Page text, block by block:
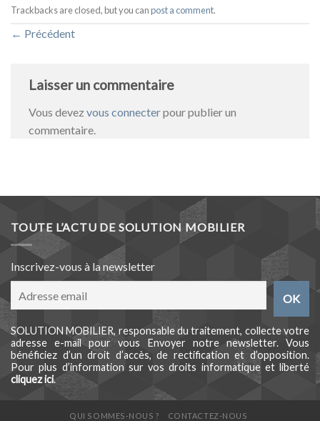
Trackbacks are closed, but you canpost a comment.
← Précédent
Laisser un commentaire
Vous devez vous connecterpour publier un
commentaire.
TOUTE L’ACTU DE SOLUTION MOBILIER
Inscrivez-vous à la newsletter
SOLUTION MOBILIER, responsable du traitement, collecte votre
adresse e-mail pour vous Envoyer notre newsletter. Vous
bénéficiez d’un droit d’accès, de rectification et d’opposition.
Pour plus d’information sur vos droits informatique et liberté
cliquez ici.
QUI SOMMES-NOUS ?
CONTACTEZ-NOUS